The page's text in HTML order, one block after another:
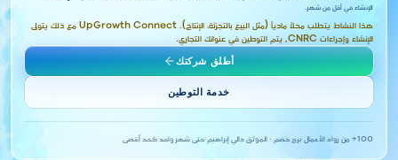
الإنشاء في أقل من شهر.
هذا النشاط يتطلب محلاً مادياً (مثل البيع بالتجزئة، الإنتاج). UpGrowth Connect مع ذلك يتولى
الإنشاء وإجراءات CNRC, يتم التوطين في عنوانك التجاري.
أطلق شركتك
خدمة التوطين
100+ من رواد الأعمال ·برج خضم · الموثق دالي إبراهيم·حتى شهر واحد كحد أقصى